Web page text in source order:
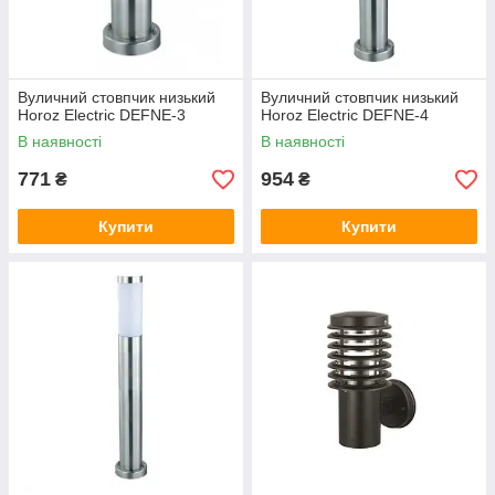
Вуличний стовпчик низький
Horoz Electric DEFNE-3
В наявності
771 ₴
Купити
Вуличний стовпчик низький
Horoz Electric DEFNE-4
В наявності
954 ₴
Купити